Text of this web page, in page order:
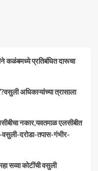
कळंबमध्ये प्रतिबंधित दारूचा
अधिकाऱ्यांच्या त्रासाला
नकार,यवतमाळ एलसीबीत
दरोडा-तपास-गंभीर-
सव्वा कोटींची वसुली